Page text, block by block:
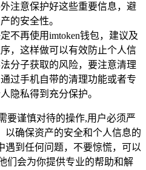
注意保护好这些重要信息，避
的安全性。
不再使用imtoken钱包，建议及
，这样做可以有效防止个人信
分子获取的风险，要注意清理
过手机自带的清理功能或者专
隐私得到充分保护。
要谨慎对待的操作,用户必须严
以确保资产的安全和个人信息的
遇到任何问题，不要惊慌，可以
们会为你提供专业的帮助和解